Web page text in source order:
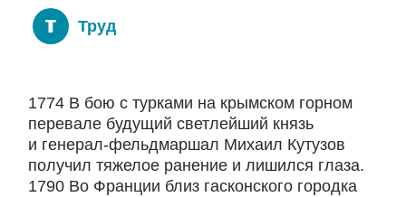
Труд
1774 В бою с турками на крымском горном
перевале будущий светлейший князь
и генерал-фельдмаршал Михаил Кутузов
получил тяжелое ранение и лишился глаза.
1790 Во Франции близ гасконского городка